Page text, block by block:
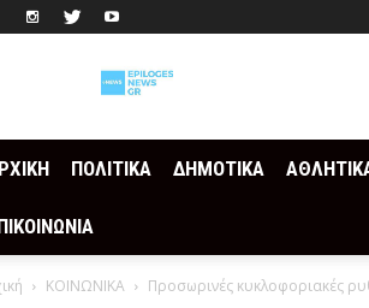
ΠΟΛΙΤΙΚΑ ΔΗΜΟΤΙΚΑ
ΚΟΙΝΩΝΙΚΑ Προσωρινές κυκλοφοριακές